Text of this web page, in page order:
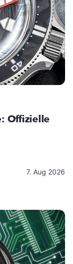
Offizielle
7. Aug 2026